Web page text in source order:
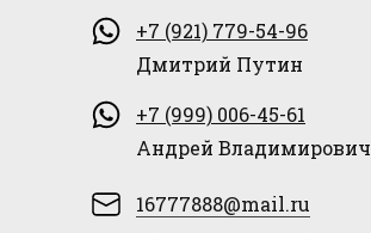
+7 (921) 779-54-96
Дмитрий Путин
16777888@mail.ru
+7 (999) 006-45-61
Андрей Владимирович